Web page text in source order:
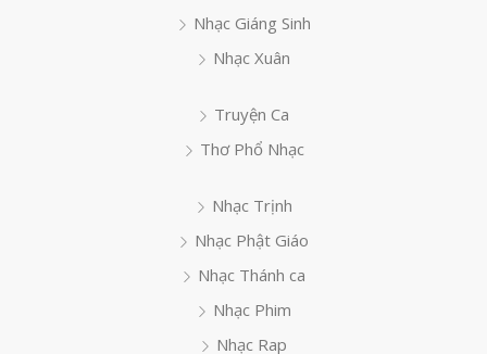
Nhạc Giáng Sinh
Nhạc Xuân
Truyện Ca
Thơ Phổ Nhạc
Nhạc Trịnh
Nhạc Phật Giáo
Nhạc Thánh ca
Nhạc Phim
Nhạc Rap